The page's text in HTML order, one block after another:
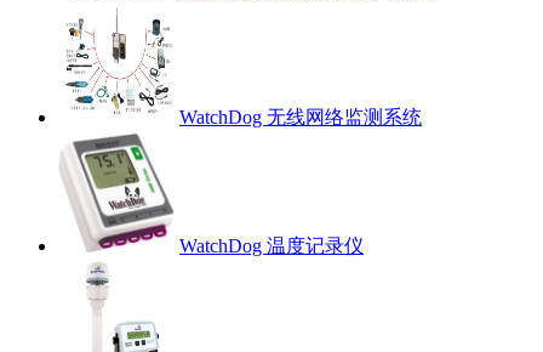
WatchDog 无线网络监测系统
WatchDog 温度记录仪